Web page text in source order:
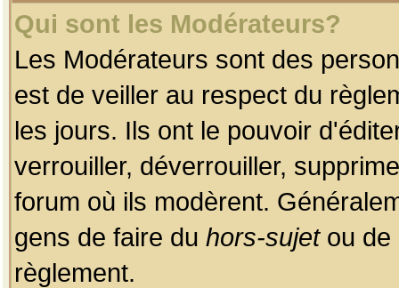
Qui sont les Modérateurs?
Les Modérateurs sont des
est de veiller au respect du
les jours. Ils ont le pouvoir
verrouiller, déverrouiller,
forum où ils modèrent.
gens de faire du hors-sujetou de
règlement.